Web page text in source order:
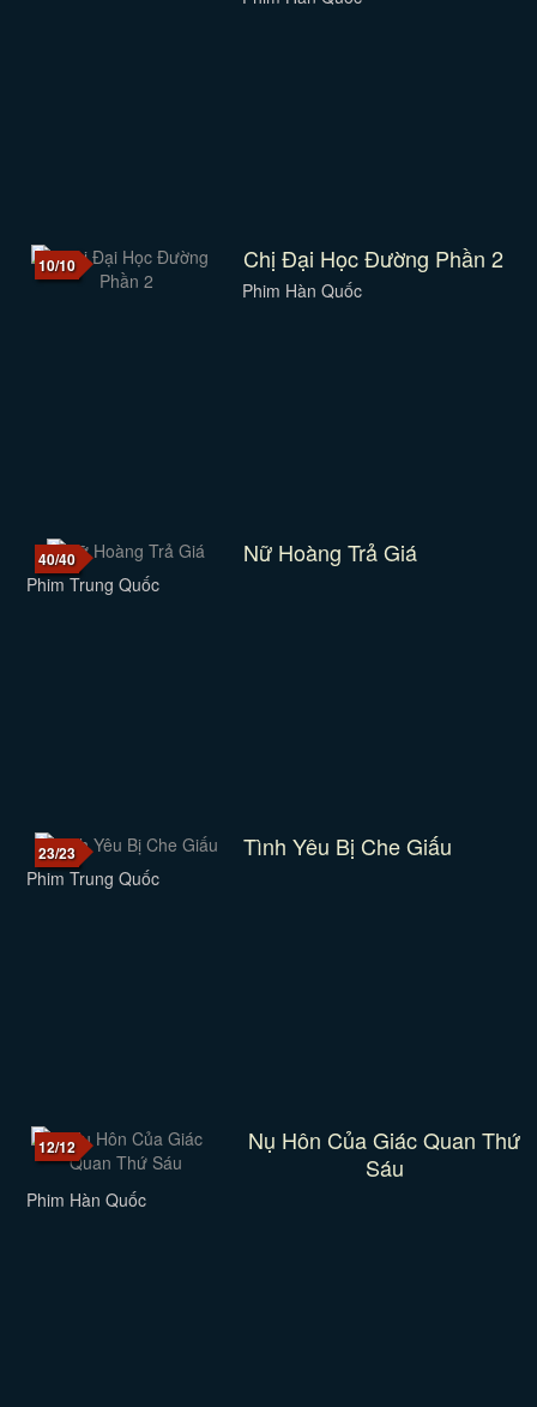
10/10 Chị Đại Học Đường Phần 2
Phim Hàn Quốc
40/40 Nữ Hoàng Trả Giá
Phim Trung Quốc
23/23 Tình Yêu Bị Che Giấu
Phim Trung Quốc
12/12
Nụ Hôn Của Giác Quan Thứ
Sáu
Phim Hàn Quốc